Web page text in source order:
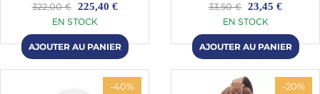
322,00 € 225,40 €
EN STOCK
33,50 € 23,45 €
EN STOCK
-40% -20%